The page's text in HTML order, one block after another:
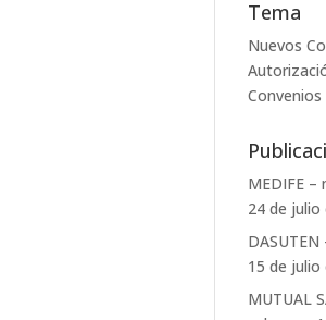
Tema
Nuevos
Convenios
MEDIFE –
24 de julio
15 de julio
MUTUAL